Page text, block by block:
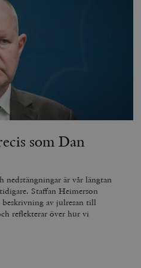
som Dan
nedstängningar är vår längtan
Staffan Heimerson
beskrivning av julresan till
reflekterar över hur vi
timbro.se